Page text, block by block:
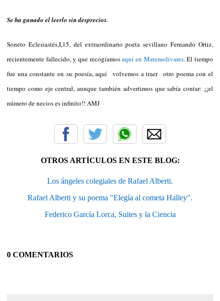
Se ha ganado el leerlo sin desprecios.
Soneto Eclesiastés,I,15, del extraordinario poeta sevillano Fernando Ortiz,
recientemente fallecido, y que recogíamosaquí en Matemolivares.El tiempo
fue una constante en su poesía, aquí volvemos a traer otro poema con el
tiempo como eje central, aunque también advertimos que sabía contar: ¡¡el
número de necios es infinito!! AMJ
OTROS ARTÍCULOS EN ESTE BLOG:
Los ángeles colegiales de Rafael Alberti.
Rafael Alberti y su poema "Elegía al cometa Halley".
Federico García Lorca, Suites y la Ciencia
0 COMENTARIOS